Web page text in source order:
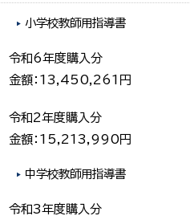
小学校教師用指導書
令和6年度購入分
金額：13,450,261円
令和2年度購入分
金額：15,213,990円
中学校教師用指導書
令和3年度購入分